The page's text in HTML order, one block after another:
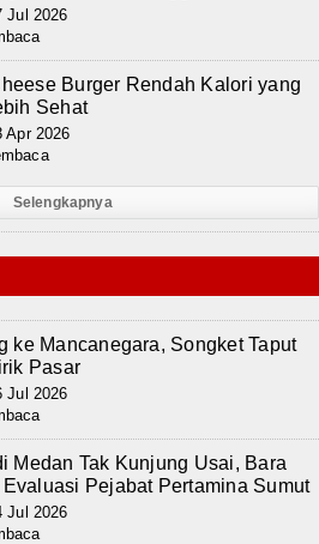
Jul 2026
Burger Rendah Kalori yang
Sehat
Apr 2026
Selengkapnya
ke Mancanegara, Songket Taput
Pasar
Jul 2026
Medan Tak Kunjung Usai, Bara
Pejabat Pertamina Sumut
Jul 2026